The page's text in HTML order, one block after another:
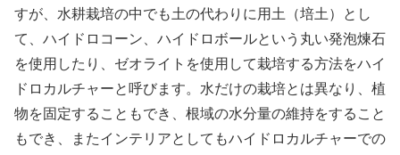
すが、水耕栽培の中でも土の代わりに用土（培土）とし
て、ハイドロコーン、ハイドロボールという丸い発泡煉石
を使用したり、ゼオライトを使用して栽培する方法をハイ
ドロカルチャーと呼びます。水だけの栽培とは異なり、植
物を固定することもでき、根域の水分量の維持をすること
もでき、またインテリアとしてもハイドロカルチャーでの